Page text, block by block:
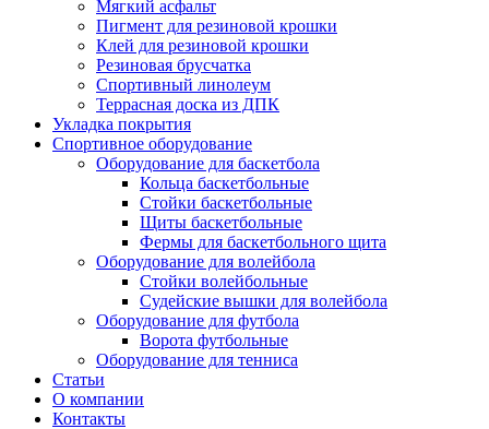
Мягкий асфальт
Пигмент для резиновой крошки
Клей для резиновой крошки
Резиновая брусчатка
Спортивный линолеум
Террасная доска из ДПК
Укладка покрытия
Спортивное оборудование
Оборудование для баскетбола
Кольца баскетбольные
Стойки баскетбольные
Щиты баскетбольные
Фермы для баскетбольного щита
Оборудование для волейбола
Стойки волейбольные
Судейские вышки для волейбола
Оборудование для футбола
Ворота футбольные
Оборудование для тенниса
Статьи
О компании
Контакты